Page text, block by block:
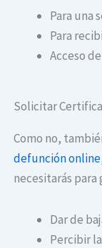
Para una
Para
Acceso
Solicitar
Como no,
defunción online
necesitarás para
Dar de
Percibir